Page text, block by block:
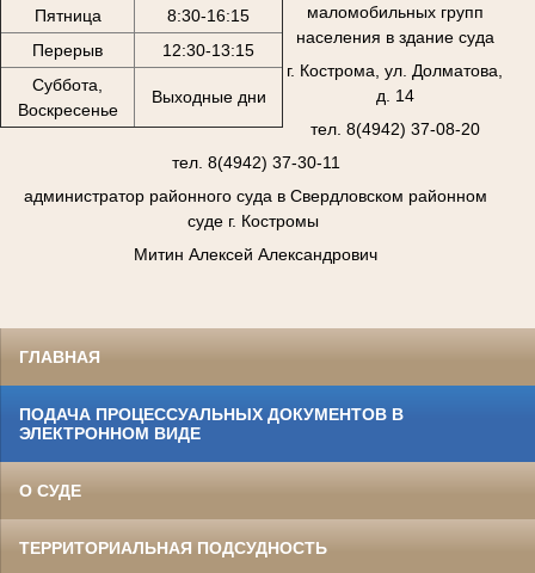
Пятница
8:30-16:15
Перерыв
12:30-13:15
Суббота,
Воскресенье
Выходные дни
маломобильных групп
населения в здание суда
г. Кострома, ул. Долматова,
д. 14
тел. 8(4942) 37-08-20
тел. 8(4942) 37-30-11
администратор районного суда в Свердловском районном
суде г. Костромы
Митин Алексей Александрович
ГЛАВНАЯ
ПОДАЧА ПРОЦЕССУАЛЬНЫХ ДОКУМЕНТОВ В
ЭЛЕКТРОННОМ ВИДЕ
О СУДЕ
ТЕРРИТОРИАЛЬНАЯ ПОДСУДНОСТЬ